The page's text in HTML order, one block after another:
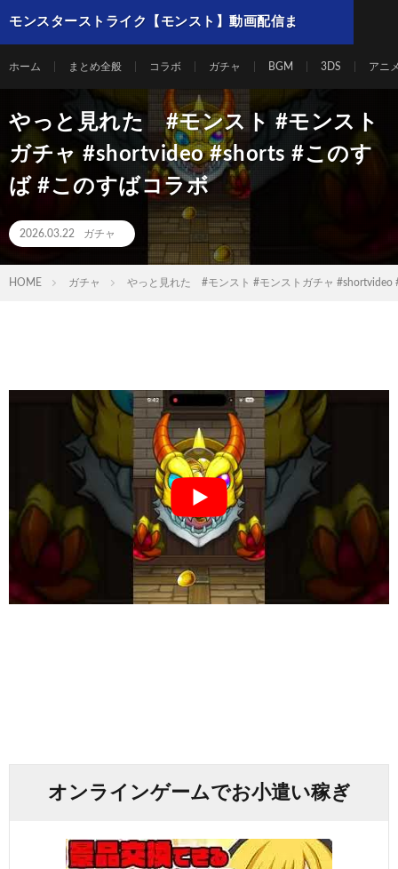
モンスターストライク【モンスト】動画配信ま
ホーム まとめ全般 コラボ ガチャ BGM 3DS アニ
やっと見れた #モンスト #モンスト
ガチャ #shortvideo #shorts #このす
ば #このすばコラボ
2026.03.22 ガチャ
HOME ガチャ やっと見れた #モンスト #モンストガチャ #shortvideo
オンラインゲームでお小遣い稼ぎ